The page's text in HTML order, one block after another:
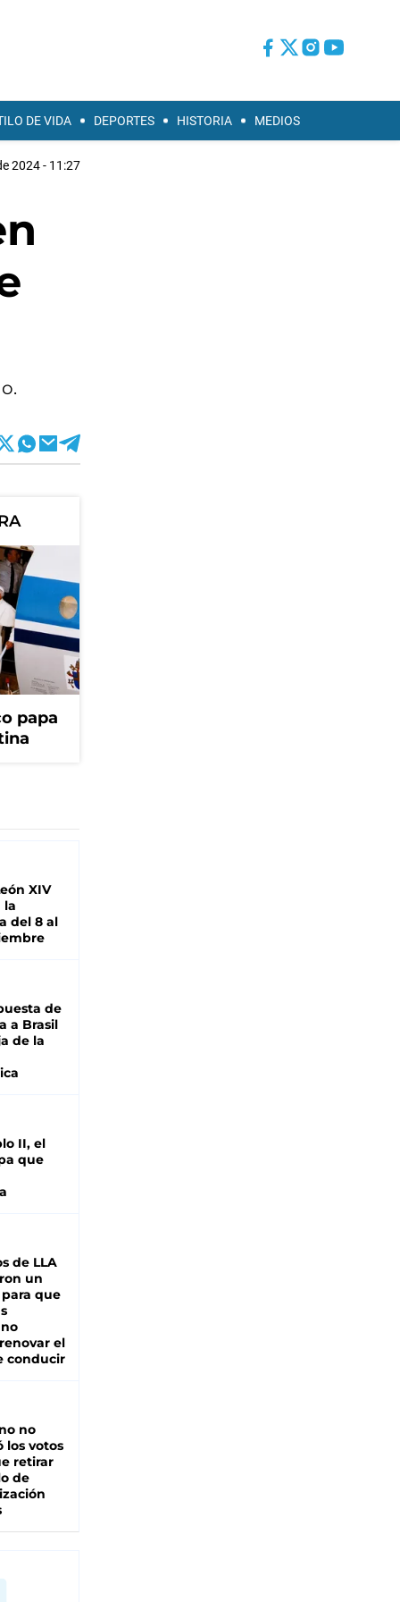
DE VIDA DEPORTES HISTORIA MEDIOS
2024 - 11:27
papa
XIV
la
del 8 al
de
a Brasil
de la
II, el
que
de LLA
un
que
el
conducir
no
los votos
retirar
de